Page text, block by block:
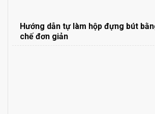
Hướng dẫn tự làm hộp đựng bút
chế đơn giản